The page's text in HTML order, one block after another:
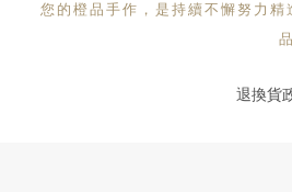
您的橙品手作，是持續不懈努力
退換貨